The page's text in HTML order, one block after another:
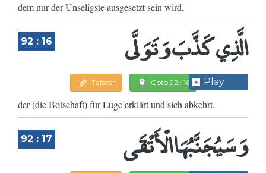
dem nur der Unseligste ausgesetzt sein wird,
92 : 16 الَّذِي كَذَّبَ وَتَوَلَّى
Tafseer Goto 92 : 16 Play
der (die Botschaft) für Lüge erklärt und sich abkehrt.
92 : 17 وَسَيُجَنَّبُهَا الْأَتْقَى